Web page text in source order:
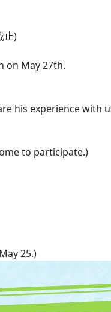
止)
on May 27th.
his experience with
to participate.)
25.)